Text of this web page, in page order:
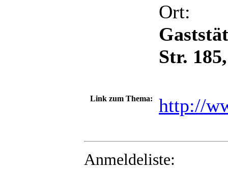
Ort:
Str.
Link zum Thema: http://
Anmeldeliste: